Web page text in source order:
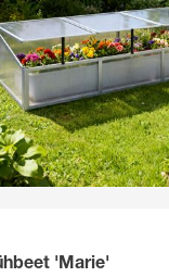
'Marie'